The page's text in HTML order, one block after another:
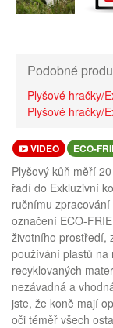
Podobné
Plyšové hračky/
Plyšové hračky/
VIDEO ECO-
Plyšový kůň měří
řadí do Exkluzivní
ručnímu
označení ECO-
životního prostředí,
používání plastů na
recyklovaných
nezávadná a
jste, že koně mají
oči téměř všech